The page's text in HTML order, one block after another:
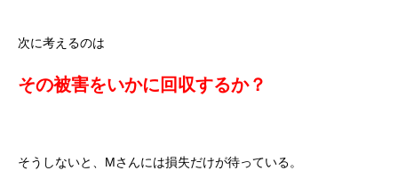
次に考えるのは
その被害をいかに回収するか？
そうしないと、Mさんには損失だけが待っている。